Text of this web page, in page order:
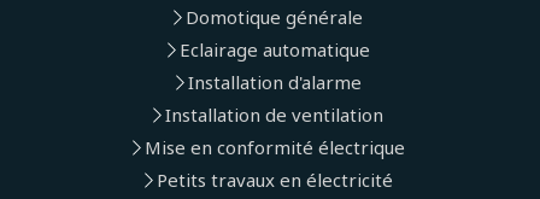
Domotique générale
Eclairage automatique
Installation d'alarme
Installation de ventilation
Mise en conformité électrique
Petits travaux en électricité